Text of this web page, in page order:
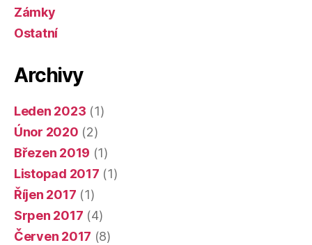
Zámky
Ostatní
Archivy
Leden 2023 (1)
Únor 2020 (2)
Březen 2019 (1)
Listopad 2017 (1)
Říjen 2017 (1)
Srpen 2017 (4)
Červen 2017 (8)